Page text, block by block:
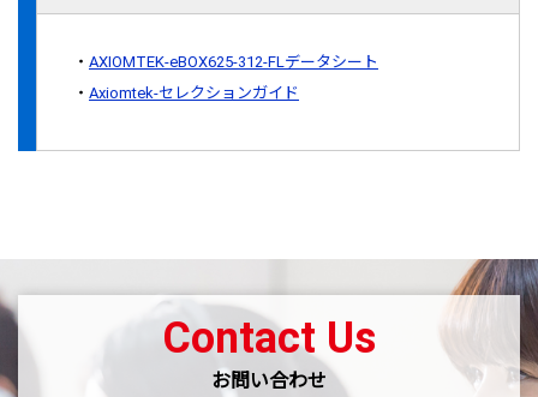
AXIOMTEK-eBOX625-312-FLデータシート
Axiomtek-セレクションガイド
Contact Us
お問い合わせ